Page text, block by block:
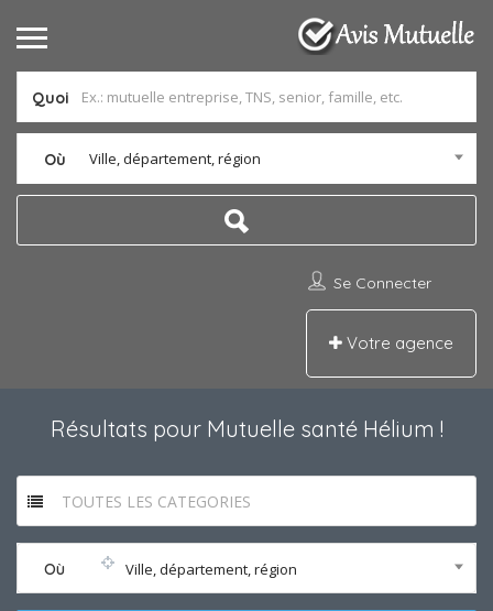
Quoi
Où Ville, département, région
Se Connecter
Votre agence
Résultats pour Mutuelle santé Hélium !
TOUTES LES CATEGORIES
Où Ville, département, région